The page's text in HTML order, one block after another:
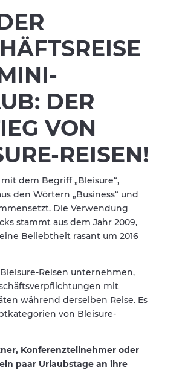
DER
VON
REISEN!
dem Begriff „Bleisure“,
den Wörtern „Business“ und
Die Verwendung
stammt aus dem Jahr 2009,
Beliebtheit rasant um 2016
Reisen unternehmen,
mit
während derselben Reise. Es
von Bleisure-
Konferenzteilnehmer oder
paar Urlaubstage an ihre